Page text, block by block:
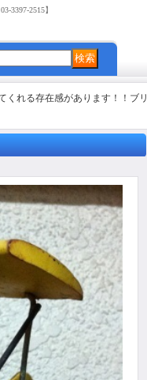
2515】
くれる存在感があります！！ブリ